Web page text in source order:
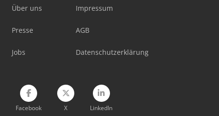
Über uns
Presse
Jobs
Impressum
AGB
Datenschutzerklärung
Facebook X LinkedIn